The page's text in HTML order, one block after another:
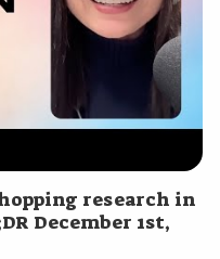
research in
December 1st,